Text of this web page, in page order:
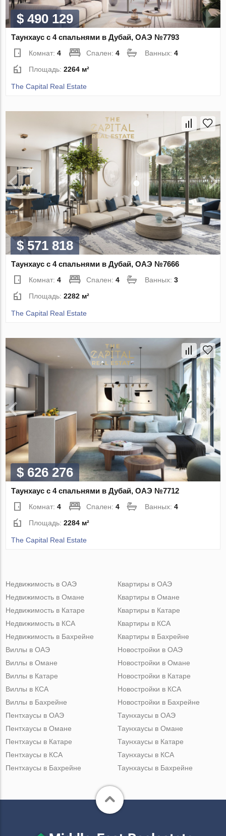
$ 490 129
Таунхаус с 4 спальнями в Дубай, ОАЭ №7793
Комнат:4 Спален:4 Ванных:4
Площадь:2264 м²
The Capital Real Estate
$ 571 818
Таунхаус с 4 спальнями в Дубай, ОАЭ №7666
Комнат:4 Спален:4 Ванных:3
Площадь:2282 м²
The Capital Real Estate
$ 626 276
Таунхаус с 4 спальнями в Дубай, ОАЭ №7712
Комнат:4 Спален:4 Ванных:4
Площадь:2284 м²
The Capital Real Estate
Недвижимость в ОАЭ
Недвижимость в Омане
Недвижимость в Катаре
Недвижимость в КСА
Недвижимость в Бахрейне
Квартиры в ОАЭ
Квартиры в Омане
Квартиры в Катаре
Квартиры в КСА
Квартиры в Бахрейне
Виллы в ОАЭ
Виллы в Омане
Виллы в Катаре
Виллы в КСА
Виллы в Бахрейне
Новостройки в ОАЭ
Новостройки в Омане
Новостройки в Катаре
Новостройки в КСА
Новостройки в Бахрейне
Пентхаусы в ОАЭ
Пентхаусы в Омане
Пентхаусы в Катаре
Пентхаусы в КСА
Пентхаусы в Бахрейне
Таунхаусы в ОАЭ
Таунхаусы в Омане
Таунхаусы в Катаре
Таунхаусы в КСА
Таунхаусы в Бахрейне